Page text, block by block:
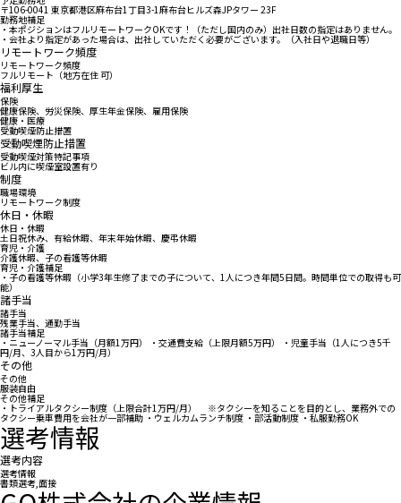
〒106-0041 東京都港区麻布台1丁目3-1麻布台ヒルズ森JPタワー 23F
勤務地補足
・本ポジションはフルリモートワークOKです！（ただし国内のみ）出社日数の指定はありません。
・会社より指定があった場合は、出社していただく必要がございます。（入社日や退職日等）
リモートワーク頻度
リモートワーク頻度
フルリモート（地方在住 可）
福利厚生
保険
健康保険、労災保険、厚生年金保険、雇用保険
健康・医療
受動喫煙防止措置
受動喫煙防止措置
受動喫煙対策特記事項
ビル内に喫煙室設置有り
制度
職場環境
リモートワーク制度
休日・休暇
休日・休暇
土日祝休み、有給休暇、年末年始休暇、慶弔休暇
育児・介護
介護休暇、子の看護等休暇
育児・介護補足
・子の看護等休暇（小学3年生修了までの子について、1人につき年間5日間。時間単位での取得も可
能）
諸手当
諸手当
残業手当、通勤手当
諸手当補足
・ニューノーマル手当（月額1万円） ・交通費支給（上限月額5万円） ・児童手当（1人につき5千
円/月、3人目から1万円/月）
その他
その他
服装自由
その他補足
・トライアルタクシー制度（上限合計1万円/月） ※タクシーを知ることを目的とし、業務外での
タクシー乗車費用を会社が一部補助 ・ウェルカムランチ制度 ・部活動制度 ・私服勤務OK
選考情報
選考内容
選考情報
書類選考,面接